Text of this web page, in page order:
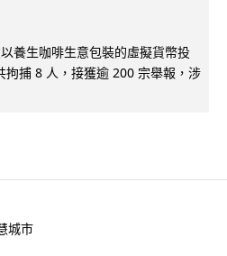
養生咖啡生意包裝的虛擬貨幣投
捕 8 人，接獲逾 200 宗舉報，涉
城市